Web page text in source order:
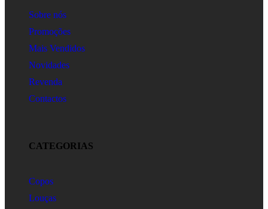
Sobre nós
Promoções
Mais Vendidos
Novidades
Revenda
Contactos
CATEGORIAS
Copos
Louças